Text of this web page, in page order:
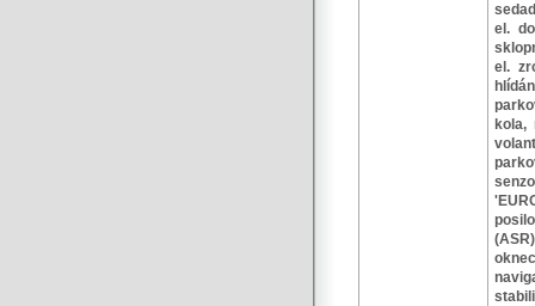
el.
el.
kola,